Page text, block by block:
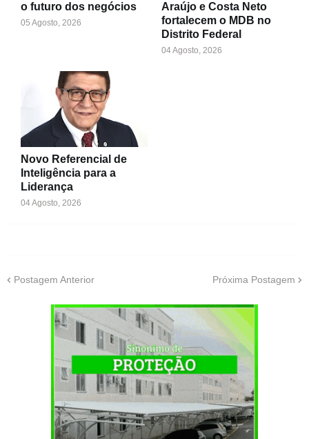
o futuro dos negócios
05 Agosto, 2026
Araújo e Costa Neto
fortalecem o MDB no
Distrito Federal
04 Agosto, 2026
Novo Referencial de
Inteligência para a
Liderança
04 Agosto, 2026
Postagem Anterior Próxima Postagem